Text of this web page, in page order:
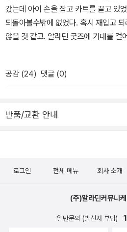
갔는데 아이 손을 잡고 카트를 끌고 있
되돌아볼수밖에 없었다. 혹시 재입고
않을 것 같고. 알라딘 굿즈에 기대를 걸
다. 사실 압도적인 인상의 책은 아무래
되었던 책은 좀머씨 이야기,가 아닐까.
가물한데 다시 읽어보고 싶기는 하다.
은 시든것 같은 잔디색인 듯. 프루스트의 글을 다 읽어내는
로 선뜻 들이기에는 망설여지는데. 아
않은가.그래도 일단 지금 내 관심사는
좋아하니 한번 해보고 싶다. 백성귀족,은 재밌다는 얘기를 들은 기억
이 있어서 언젠가 한번 읽어볼까 생각
공감 (24) 댓글 (0)
반품/교환 안내
로그인 전체 메뉴 회사 소개
(주)알라딘커뮤니
일반문의 (발신자 부담)